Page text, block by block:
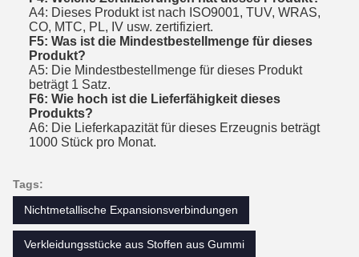
A4: Dieses Produkt ist nach ISO9001, TUV, WRAS,
CO, MTC, PL, IV usw. zertifiziert.
F5: Was ist die Mindestbestellmenge für dieses
Produkt?
A5: Die Mindestbestellmenge für dieses Produkt
beträgt 1 Satz.
F6: Wie hoch ist die Lieferfähigkeit dieses
Produkts?
A6: Die Lieferkapazität für dieses Erzeugnis beträgt
1000 Stück pro Monat.
Tags:
Nichtmetallische Expansionsverbindungen
Verkleidungsstücke aus Stoffen aus Gummi